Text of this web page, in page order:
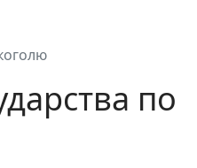
по